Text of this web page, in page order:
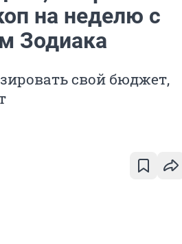
на неделю с
Зодиака
свой бюджет,